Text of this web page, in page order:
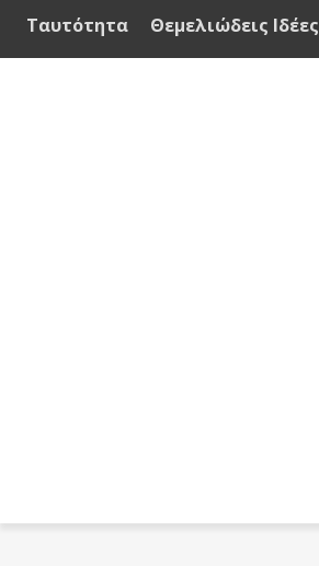
Ταυτότητα Θεμελιώδεις Ιδέες